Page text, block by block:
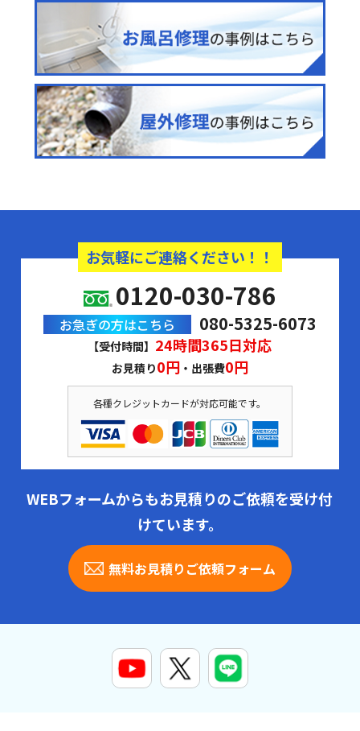
お気軽にご連絡ください！！
0120-030-786
お急ぎの方はこちら 080-5325-6073
【受付時間】 24時間365日対応
お見積り0円 ・出張費0円
各種クレジットカードが対応可能です。
WEBフォームからもお見積りのご依頼を受け付
けています。
無料お見積りご依頼フォーム